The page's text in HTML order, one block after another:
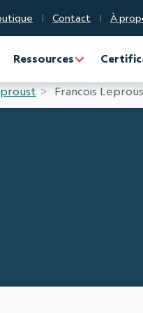
Contact À
Ressources
Francois